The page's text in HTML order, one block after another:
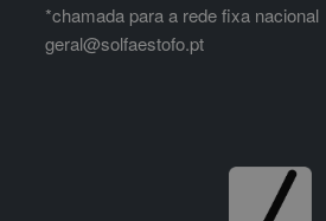
*chamada para a rede fixa nacional
geral@solfaestofo.pt